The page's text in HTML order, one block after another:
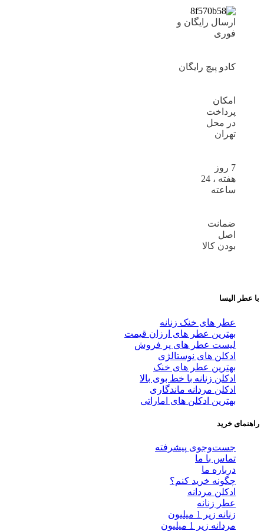
ارسال رایگان و
فوری
کادو پیچ رایگان
امکان
پرداخت
در محل
تهران
7 روز
هفته ، 24
ساعته
ضمانت
اصل
بودن کالا
با عطر الیسا
عطر های خنک زنانه
بهترین عطر های ارزان قیمت
لیست عطر های پر فروش
ادکلن های نوستالژی
بهترین عطر های خنک
ادکلن زنانه با خط بوی بالا
ادکلن مردانه ماندگاری
بهترین ادکلن های اماراتی
راهنمای خرید
جست‌وجوی پیشرفته
تماس با ما
درباره ما
چگونه خرید کنم؟
ادکلن مردانه
عطر زنانه
زنانه زیر 1 میلیون
مردانه زیر 1 میلیون